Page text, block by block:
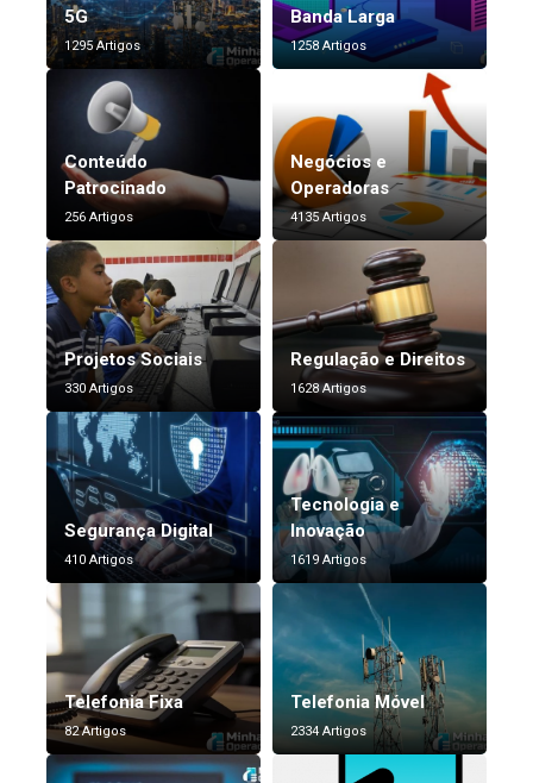
5G
1295 Artigos
Banda Larga
1258 Artigos
Conteúdo
Patrocinado
256 Artigos
Negócios e
Operadoras
4135 Artigos
Projetos Sociais
330 Artigos
Regulação e Direitos
1628 Artigos
Segurança Digital
410 Artigos
Tecnologia e
Inovação
1619 Artigos
Telefonia Fixa
82 Artigos
Telefonia Móvel
2334 Artigos